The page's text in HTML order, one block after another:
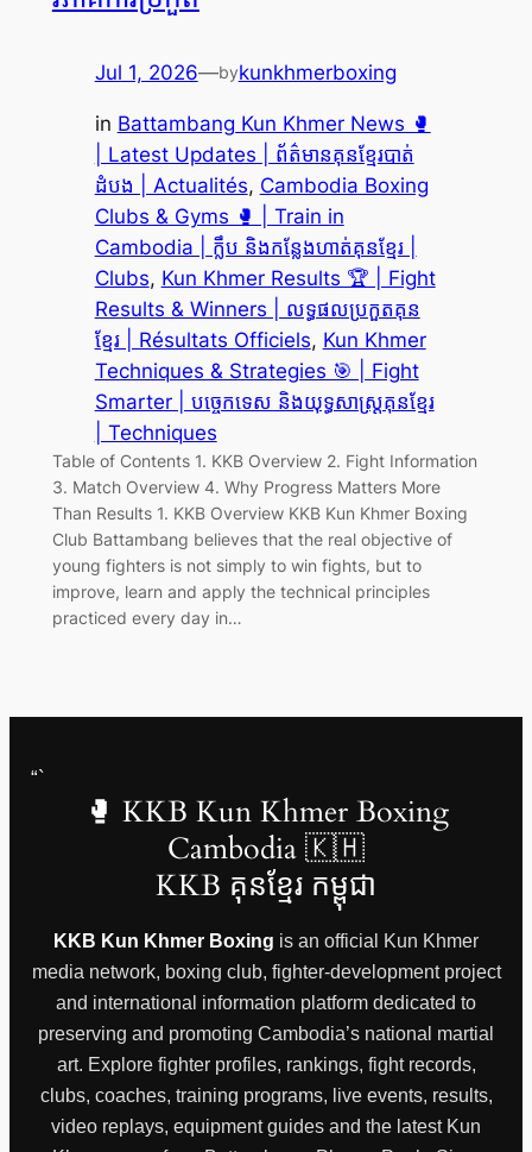
Jul 1, 2026—bykunkhmerboxing
in Battambang Kun Khmer News 🥊
| Latest Updates | ព័ត៌មានគុនខ្មែរបាត់
ដំបង | Actualités, Cambodia Boxing
Clubs & Gyms 🥊 | Train in
Cambodia | ក្លឹប និងកន្លែងហាត់គុនខ្មែរ |
Clubs, Kun Khmer Results 🏆 | Fight
Results & Winners | លទ្ធផលប្រកួតគុន
ខ្មែរ | Résultats Officiels, Kun Khmer
Techniques & Strategies 🎯 | Fight
Smarter | បច្ចេកទេស និងយុទ្ធសាស្ត្រគុនខ្មែរ
| Techniques
Table of Contents 1. KKB Overview 2. Fight Information
3. Match Overview 4. Why Progress Matters More
Than Results 1. KKB Overview KKB Kun Khmer Boxing
Club Battambang believes that the real objective of
young fighters is not simply to win fights, but to
improve, learn and apply the technical principles
practiced every day in…
“`
🥊 KKB Kun Khmer Boxing
Cambodia 🇰🇭
KKB គុនខ្មែរ កម្ពុជា
KKB Kun Khmer Boxing is an official Kun Khmer
media network, boxing club, fighter-development project
and international information platform dedicated to
preserving and promoting Cambodia’s national martial
art. Explore fighter profiles, rankings, fight records,
clubs, coaches, training programs, live events, results,
video replays, equipment guides and the latest Kun